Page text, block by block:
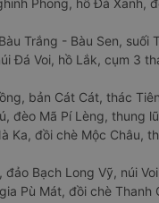
Phong, hồ Đá Xanh,
Trắng - Bàu Sen, suối
Đá Voi, hồ Lắk, cụm 3
bản Cát Cát, thác
đèo Mã Pí Lèng, thung
Ka, đồi chè Mộc Châu,
Bạch Long Vỹ, núi
Pù Mát, đồi chè